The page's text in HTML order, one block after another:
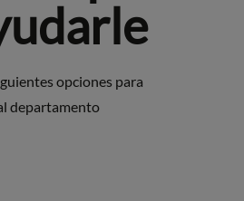
opciones para
departamento